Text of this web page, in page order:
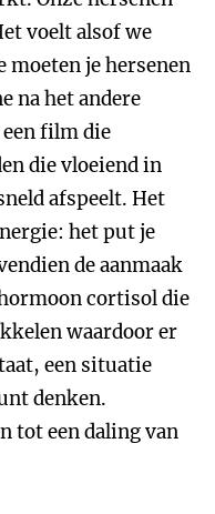
voelt alsof we
moeten je hersenen
na het andere
film die
die vloeiend in
afspeelt. Het
het put je
de aanmaak
cortisol die
waardoor er
een situatie
denken.
tot een daling van